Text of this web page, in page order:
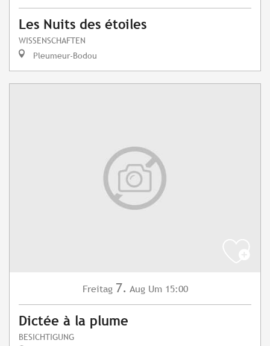
Les Nuits des étoiles
WISSENSCHAFTEN
Pleumeur-Bodou
Freitag 7. Aug Um 15:00
Dictée à la plume
BESICHTIGUNG